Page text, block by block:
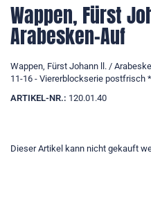
Wappen, Fürst
Arabesken-Auf
Wappen, Fürst Johann ll. /
11-16 - Viererblockserie postfrisch
ARTIKEL-NR.: 120.01.40
Dieser Artikel kann nicht gekauft